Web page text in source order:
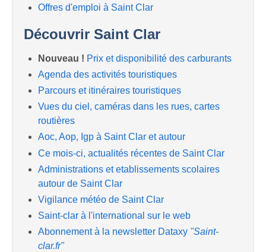
Offres d'emploi à Saint Clar
Découvrir Saint Clar
Nouveau ! Prix et disponibilité des carburants
Agenda des activités touristiques
Parcours et itinéraires touristiques
Vues du ciel, caméras dans les rues, cartes
routières
Aoc, Aop, Igp à Saint Clar et autour
Ce mois-ci, actualités récentes de Saint Clar
Administrations et etablissements scolaires
autour de Saint Clar
Vigilance météo de Saint Clar
Saint-clar à l'international sur le web
Abonnement à la newsletter Dataxy "Saint-
clar.fr"